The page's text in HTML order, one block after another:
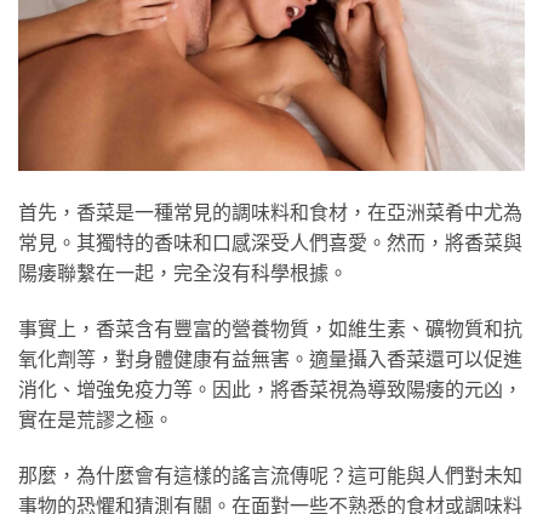
首先，香菜是一種常見的調味料和食材，在亞洲菜肴中尤為
常見。其獨特的香味和口感深受人們喜愛。然而，將香菜與
陽痿聯繫在一起，完全沒有科學根據。
事實上，香菜含有豐富的營養物質，如維生素、礦物質和抗
氧化劑等，對身體健康有益無害。適量攝入香菜還可以促進
消化、增強免疫力等。因此，將香菜視為導致陽痿的元凶，
實在是荒謬之極。
那麼，為什麼會有這樣的謠言流傳呢？這可能與人們對未知
事物的恐懼和猜測有關。在面對一些不熟悉的食材或調味料